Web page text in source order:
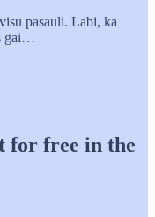
pasauli. Labi, ka
gai…
for free in the